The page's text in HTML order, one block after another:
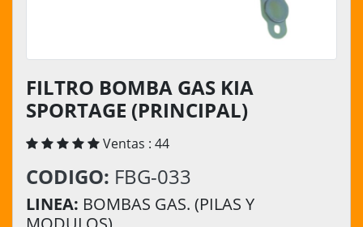
FILTRO BOMBA GAS KIA
SPORTAGE (PRINCIPAL)
Ventas : 44
CODIGO: FBG-033
LINEA: BOMBAS GAS. (PILAS Y